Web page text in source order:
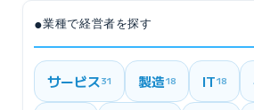
●業種で経営者を探す
サービス31 製造18 IT18